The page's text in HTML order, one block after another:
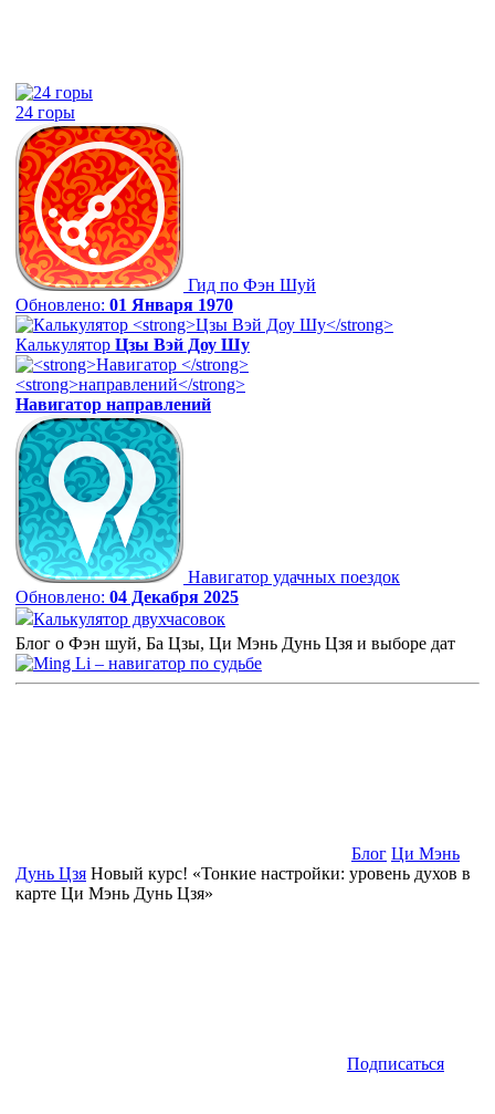
24 горы
Гид по Фэн Шуй
Обновлено: 01 Января 1970
Калькулятор Цзы Вэй Доу Шу
Навигатор направлений
Навигатор удачных поездок
Обновлено: 04 Декабря 2025
Калькулятор двухчасовок
Блог о Фэн шуй, Ба Цзы, Ци Мэнь Дунь Цзя и выборе дат
Блог Ци Мэнь
Дунь Цзя Новый курс! «Тонкие настройки: уровень духов в
карте Ци Мэнь Дунь Цзя»
Подписаться